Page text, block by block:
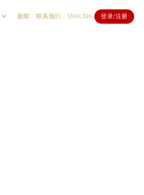
新闻 联系我们 ENGLISH 登录/注册